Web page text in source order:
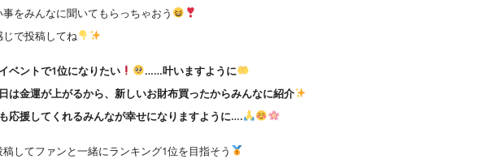
をみんなに聞いてもらっちゃおう
じで投稿してね
ベントで1位になりたい
……叶いますように
は金運が上がるから、新しいお財布買ったからみんなに紹介
応援してくれるみんなが幸せになりますように….
してファンと一緒にランキング1位を目指そう